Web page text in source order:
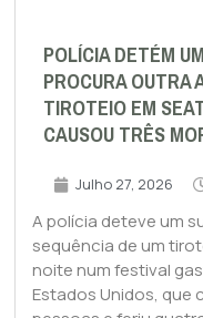
POLÍCIA DETÉM
PROCURA OUTRA
TIROTEIO EM
CAUSOU TRÊS
Julho 27, 2026
A polícia deteve um
sequência de um
noite num festival
Estados Unidos, que